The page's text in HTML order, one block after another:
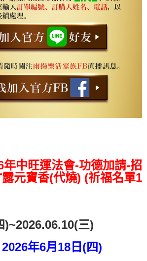
年中旺運法會-功德加請-招
元寶香(代燒) (祈福名單1
)~2026.06.10(三)
2026年6月18 日(四)